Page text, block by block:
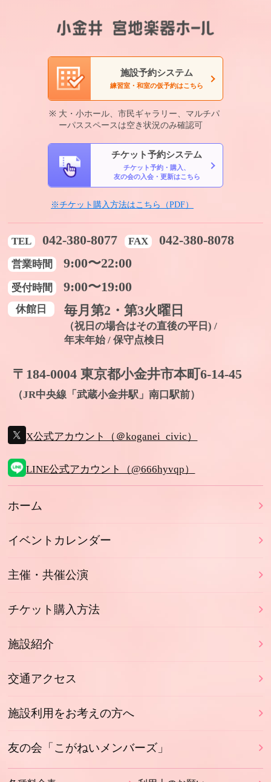
施設予約システム
練習室・和室の仮予約はこちら
大・小ホール、市民ギャラリー、マルチパ
ーパススペースは空き状況のみ確認可
チケット予約システム
チケット予約・購入、
友の会の入会・更新はこちら
※チケット購入方法はこちら（PDF）
TEL 042-380-8077 FAX 042-380-8078
営業時間 9:00〜22:00
受付時間 9:00〜19:00
休館日 毎月第2・第3火曜日
（祝日の場合はその直後の平日) /
年末年始 / 保守点検日
〒184-0004 東京都小金井市本町6-14-45
（JR中央線「武蔵小金井駅」南口駅前）
X公式アカウント（＠koganei_civic）
LINE公式アカウント（@666hyvqp）
ホーム
イベントカレンダー
主催・共催公演
チケット購入方法
施設紹介
交通アクセス
施設利用をお考えの方へ
友の会「こがねいメンバーズ」